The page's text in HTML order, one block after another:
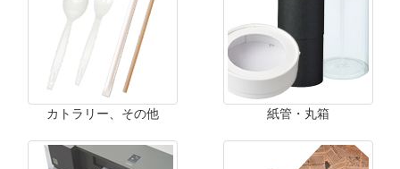
カトラリー、その他 紙管・丸箱